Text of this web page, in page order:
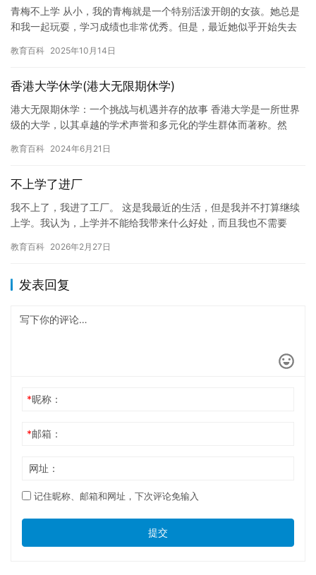
青梅不上学 从小，我的青梅就是一个特别活泼开朗的女孩。她总是
和我一起玩耍，学习成绩也非常优秀。但是，最近她似乎开始失去
似…
教育百科 2025年10月14日
香港大学休学(港大无限期休学)
港大无限期休学：一个挑战与机遇并存的故事 香港大学是一所世界
级的大学，以其卓越的学术声誉和多元化的学生群体而著称。然
设施的…
教育百科 2024年6月21日
不上学了进厂
我不上了，我进了工厂。 这是我最近的生活，但是我并不打算继续
上学。我认为，上学并不能给我带来什么好处，而且我也不需要
作。 我…
教育百科 2026年2月27日
发表回复
*昵称：
*邮箱：
网址：
记住昵称、邮箱和网址，下次评论免输入
提交